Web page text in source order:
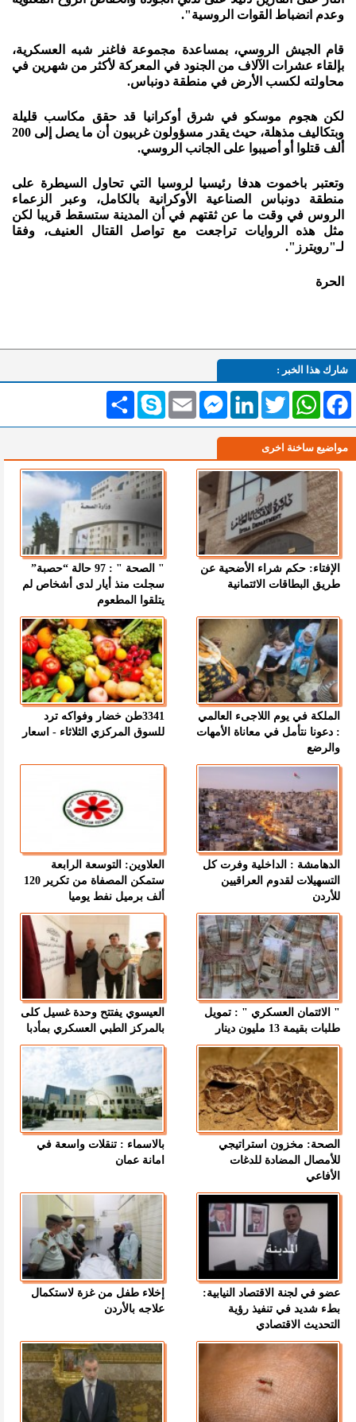
وعدم انضباط القوات الروسية".
قام الجيش الروسي، بمساعدة مجموعة فاغنر شبه العسكرية،
بإلقاء عشرات الآلاف من الجنود في المعركة لأكثر من شهرين في
محاولته لكسب الأرض في منطقة دونباس.
لكن هجوم موسكو في شرق أوكرانيا قد حقق مكاسب قليلة
وبتكاليف مذهلة، حيث يقدر مسؤولون غربيون أن ما يصل إلى 200
ألف قتلوا أو أصيبوا على الجانب الروسي.
وتعتبر باخموت هدفا رئيسيا لروسيا التي تحاول السيطرة على
منطقة دونباس الصناعية الأوكرانية بالكامل، وعبر الزعماء
الروس في وقت ما عن ثقتهم في أن المدينة ستسقط قريبا لكن
مثل هذه الروايات تراجعت مع تواصل القتال العنيف، وفقا
لـ"رويترز".
الحرة
شارك هذا الخبر :
انشر Skype Email
MessengerLinkedInTwitterWhatsAppFacebook
مواضيع ساخنة اخرى
الإفتاء: حكم شراء الأضحية عن
طريق البطاقات الائتمانية
" الصحة " : 97 حالة “حصبة”
سجلت منذ أيار لدى أشخاص لم
يتلقوا المطعوم
الملكة في يوم اللاجىء العالمي
: دعونا نتأمل في معاناة الأمهات
والرضع
3341طن خضار وفواكه ترد
للسوق المركزي الثلاثاء - اسعار
الدهامشة : الداخلية وفرت كل
التسهيلات لقدوم العراقيين
للأردن
العلاوين: التوسعة الرابعة
ستمكن المصفاة من تكرير 120
ألف برميل نفط يوميا
" الائتمان العسكري " : تمويل
طلبات بقيمة 13 مليون دينار
العيسوي يفتتح وحدة غسيل كلى
بالمركز الطبي العسكري بمأدبا
الصحة: مخزون استراتيجي
للأمصال المضادة للدغات
الأفاعي
بالاسماء : تنقلات واسعة في
امانة عمان
عضو في لجنة الاقتصاد النيابية:
بطء شديد في تنفيذ رؤية
التحديث الاقتصادي
إخلاء طفل من غزة لاستكمال
علاجه بالأردن